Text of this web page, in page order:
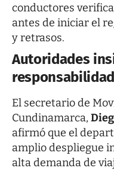
conductores
antes de iniciar el
y retrasos.
Autoridades
responsabilidad
El secretario de
Cundinamarca,
afirmó que el
amplio despliegue
alta demanda de